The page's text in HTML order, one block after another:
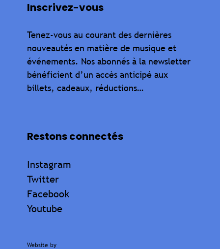
Inscrivez-vous
Tenez-vous au courant des dernières
nouveautés en matière de musique et
événements. Nos abonnés à la newsletter
bénéficient d’un accès anticipé aux
billets, cadeaux, réductions…
Restons connectés
Instagram
Twitter
Facebook
Youtube
Website by